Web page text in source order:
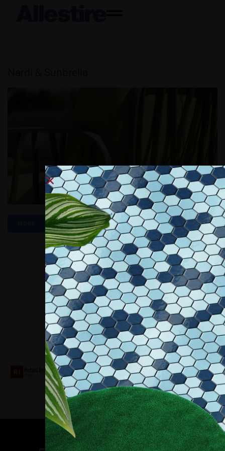
Collaboriamo con
Contatti